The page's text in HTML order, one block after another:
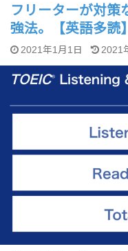
フリーターが対策
強法。【英語多読】
2021年1月1日 2021